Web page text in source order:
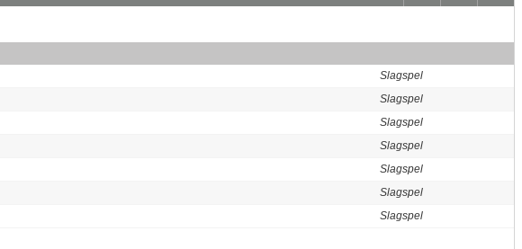
Slagspel
Slagspel
Slagspel
Slagspel
Slagspel
Slagspel
Slagspel